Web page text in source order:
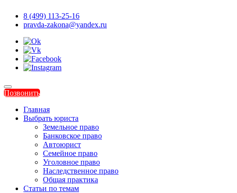
8 (499) 113-25-16
pravda-zakona@yandex.ru
Позвонить
Главная
Выбрать юриста
Земельное право
Банковское право
Автоюрист
Семейное право
Уголовное право
Наследственное право
Общая практика
Статьи по темам